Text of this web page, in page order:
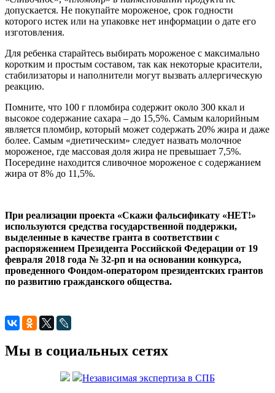
допускается. Не покупайте мороженое, срок годности
которого истек или на упаковке нет информации о дате его
изготовления.
Для ребенка старайтесь выбирать мороженое с максимально
коротким и простым составом, так как некоторые красители,
стабилизаторы и наполнители могут вызвать аллергическую
реакцию.
Помните, что 100 г пломбира содержит около 300 ккал и
высокое содержание сахара – до 15,5%. Самым калорийным
является пломбир, который может содержать 20% жира и даже
более. Самым «диетическим» следует назвать молочное
мороженое, где массовая доля жира не превышает 7,5%.
Посередине находится сливочное мороженое с содержанием
жира от 8% до 11,5%.
При реализации проекта «Скажи фальсификату «НЕТ!»
используются средства государственной поддержки,
выделенные в качестве гранта в соответствии с
распоряжением Президента Российской Федерации от 19
февраля 2018 года № 32-рп и на основании конкурса,
проведенного Фондом-оператором президентских грантов
по развитию гражданского общества.
Мы в социальных сетях
Независимая экспертиза в СПБ